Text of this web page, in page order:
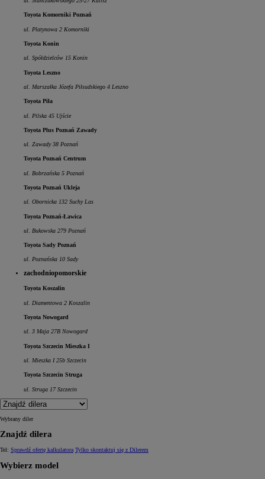
Toyota Komorniki Poznań
ul. Platynowa 2 Komorniki
Toyota Konin
ul. Spółdzielców 15 Konin
Toyota Leszno
al. Marszałka Józefa Piłsudskiego 4 Leszno
Toyota Piła
ul. Pilska 45 Ujście
Toyota Plus Poznań Zawady
ul. Zawady 38 Poznań
Toyota Poznań Centrum
ul. Bobrzańska 5 Poznań
Toyota Poznań Ukleja
ul. Obornicka 132 Suchy Las
Toyota Poznań-Ławica
ul. Bukowska 279 Poznań
Toyota Sady Poznań
ul. Poznańska 10 Sady
zachodniopomorskie
Toyota Koszalin
ul. Diamentowa 2 Koszalin
Toyota Nowogard
ul. 3 Maja 27B Nowogard
Toyota Szczecin Mieszka I
ul. Mieszka I 25b Szczecin
Toyota Szczecin Struga
ul. Struga 17 Szczecin
Wybrany diler
Znajdź dilera
Tel: Sprawdź ofertę kalkulatora Tylko skontaktuj się z Dilerem
Wybierz model